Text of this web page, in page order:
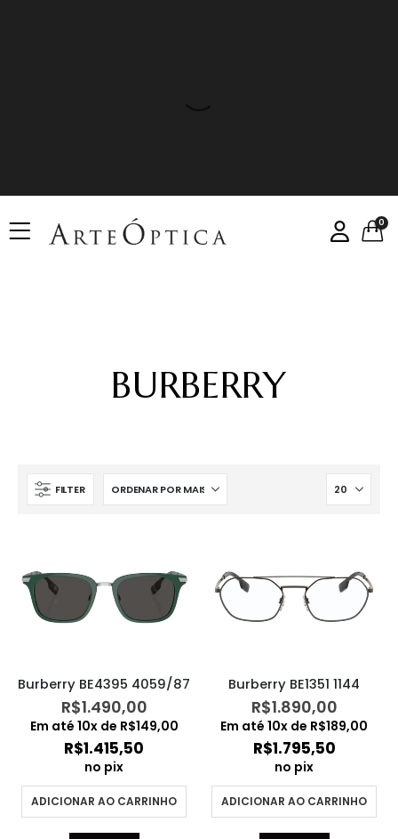
0
BURBERRY
FILTER
Burberry BE4395 4059/87
R$1.490,00
Em até 10x de R$149,00
R$1.415,50
no pix
ADICIONAR AO CARRINHO
Burberry BE1351 1144
R$1.890,00
Em até 10x de R$189,00
R$1.795,50
no pix
ADICIONAR AO CARRINHO